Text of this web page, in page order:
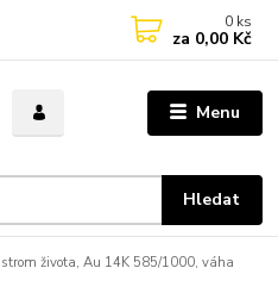
Menu
Hledat
0 ks
za 0,00 Kč
života, Au 14K 585/1000, váha